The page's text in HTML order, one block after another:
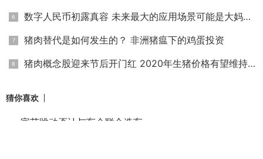
数字人民币初露真容 未来最大的应用场景可能是大妈买菜
猪肉替代是如何发生的？ 非洲猪瘟下的鸡蛋投资
猪肉概念股迎来节后开门红 2020年生猪价格有望维持高位
猜你喜欢
字节跳动否认与车企联合造车